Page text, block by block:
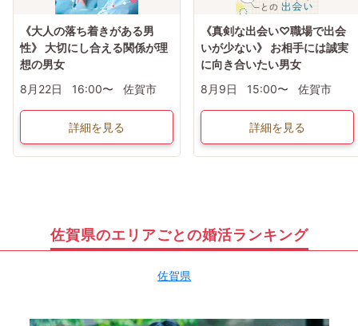
《大人の落ち着きがある男
性》 大切にし合える関係が理
想の男女
8月22日
16:00〜 佐賀市
詳細を見る
《真剣な出会い♡職場で出会
いが少ない》 お相手には誠実
に向き合いたい男女
8月9日
15:00〜 佐賀市
詳細を見る
佐賀県のエリアごとの婚活ランキング
佐賀県